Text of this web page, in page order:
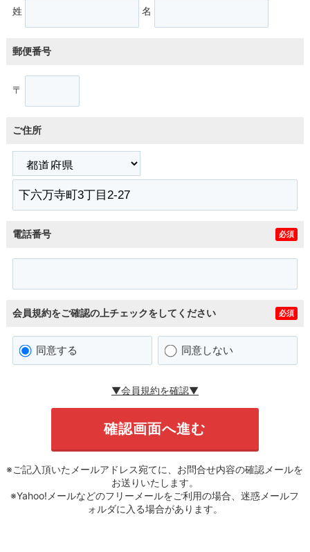
姓 名
郵便番号
〒
ご住所
電話番号 必須
会員規約をご確認の上チェックをしてください 必須
同意する 同意しない
▼会員規約を確認▼
※ご記入頂いたメールアドレス宛てに、お問合せ内容の確認メールを
お送りいたします。
※Yahoo!メールなどのフリーメールをご利用の場合、迷惑メールフ
ォルダに入る場合があります。